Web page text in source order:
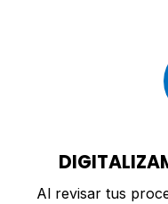
Al revisar tus